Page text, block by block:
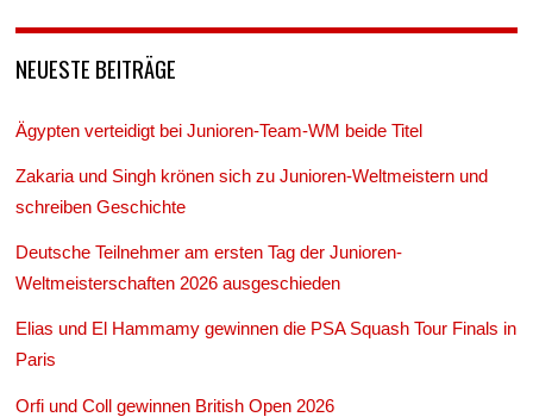
NEUESTE BEITRÄGE
Ägypten verteidigt bei Junioren-Team-WM beide Titel
Zakaria und Singh krönen sich zu Junioren-Weltmeistern und
schreiben Geschichte
Deutsche Teilnehmer am ersten Tag der Junioren-
Weltmeisterschaften 2026 ausgeschieden
Elias und El Hammamy gewinnen die PSA Squash Tour Finals in
Paris
Orfi und Coll gewinnen British Open 2026